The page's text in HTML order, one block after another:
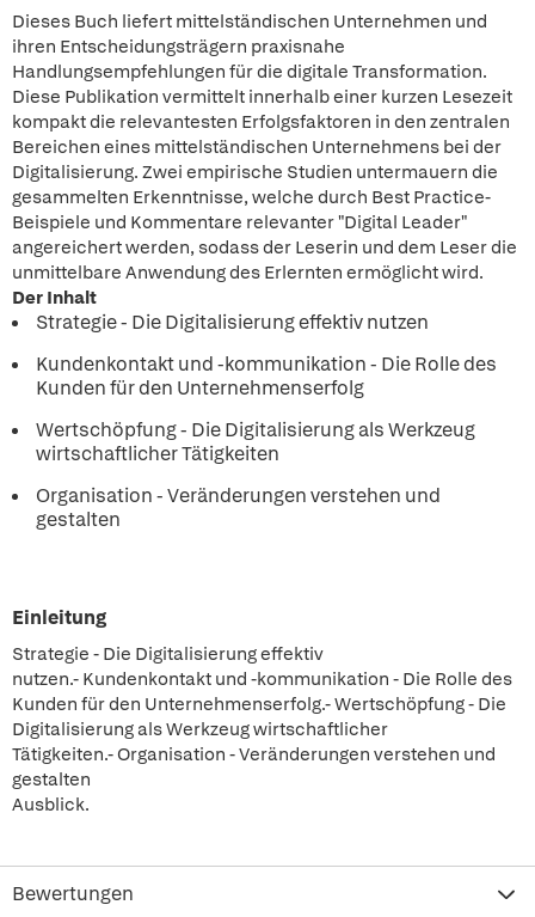
Dieses Buch liefert mittelständischen Unternehmen und
ihren Entscheidungsträgern praxisnahe
Handlungsempfehlungen für die digitale Transformation.
Diese Publikation vermittelt innerhalb einer kurzen Lesezeit
kompakt die relevantesten Erfolgsfaktoren in den zentralen
Bereichen eines mittelständischen Unternehmens bei der
Digitalisierung. Zwei empirische Studien untermauern die
gesammelten Erkenntnisse, welche durch Best Practice-
Beispiele und Kommentare relevanter "Digital Leader"
angereichert werden, sodass der Leserin und dem Leser die
unmittelbare Anwendung des Erlernten ermöglicht wird.
Der Inhalt
Strategie - Die Digitalisierung effektiv nutzen
Kundenkontakt und -kommunikation - Die Rolle des
Kunden für den Unternehmenserfolg
Wertschöpfung - Die Digitalisierung als Werkzeug
wirtschaftlicher Tätigkeiten
Organisation - Veränderungen verstehen und
gestalten
Einleitung
Strategie - Die Digitalisierung effektiv
nutzen.- Kundenkontakt und -kommunikation - Die Rolle des
Kunden für den Unternehmenserfolg.- Wertschöpfung - Die
Digitalisierung als Werkzeug wirtschaftlicher
Tätigkeiten.- Organisation - Veränderungen verstehen und
gestalten
Ausblick.
Bewertungen